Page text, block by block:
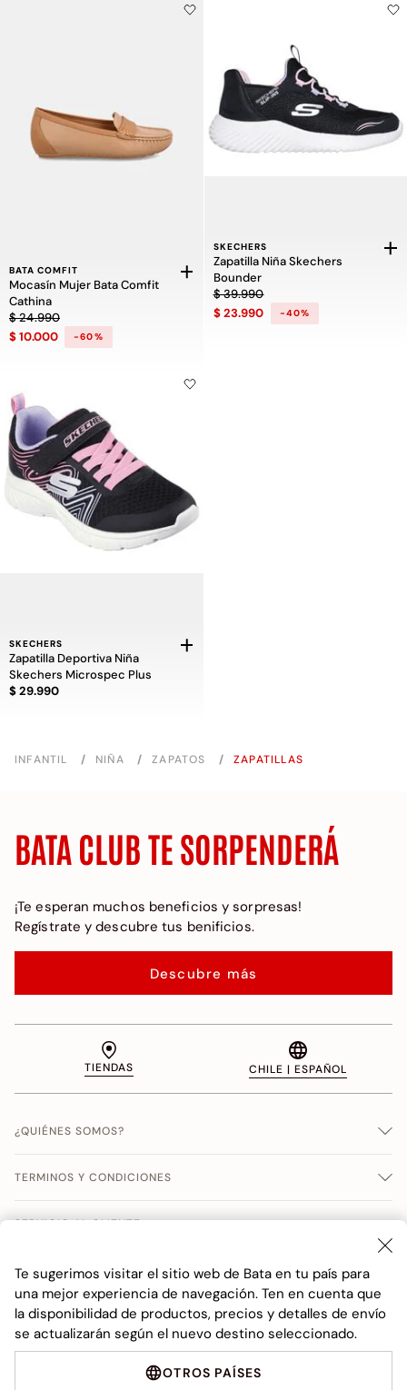
BATA COMFIT
Mocasín Mujer Bata Comfit
Cathina
Precio rebajado de $ 24.990 a $ 10.000, descuento del 60 por ciento
$ 24.990
$ 10.000
-60%
SKECHERS
Zapatilla Niña Skechers
Bounder
Precio rebajado de $ 39.990 a $
$ 39.990
$ 23.990
-40%
SKECHERS
Zapatilla Deportiva Niña
Skechers Microspec Plus
Precio $ 29.990
$ 29.990
INFANTIL / NIÑA / ZAPATOS / ZAPATILLAS
Te sugerimos visitar el sitio web de Bata en tu país para
una mejor experiencia de navegación. Ten en cuenta que
la disponibilidad de productos, precios y detalles de envío
se actualizarán según el nuevo destino seleccionado.
OTROS PAÍSES
BATA CLUB TE SORPENDERÁ
¡Te esperan muchos beneficios y sorpresas!
Regístrate y descubre tus benificios.
Descubre más
TIENDAS CHILE | ESPAÑOL
¿QUIÉNES SOMOS?
TERMINOS Y CONDICIONES
SERVICIO AL CLIENTE
LEGAL